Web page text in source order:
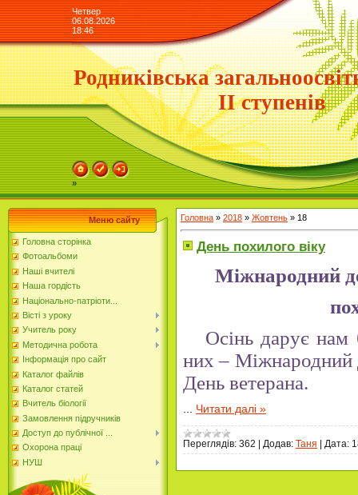
Четвер
06.08.2026
18:46
Родниківська
ІІ ступенів
»
Меню сайту
Головна сторінка
Фотоальбоми
Наші вчителі
Наша гордість
Національно-патріоти...
Вісті з уроку
Учитель року
Методична робота
Інформація про сайт
Каталог файлів
Каталог статей
Вчитель біології
Замовлення підручників
Доступ до публічної ...
Охорона праці
НУШ
Головна » 2018 » Жовтень » 18
День похилого віку
Міжнародний
Осінь дарує нам
них – Міжнародний
День ветерана.
... Читати далі »
Переглядів: 362 Додав: Таня Дата: